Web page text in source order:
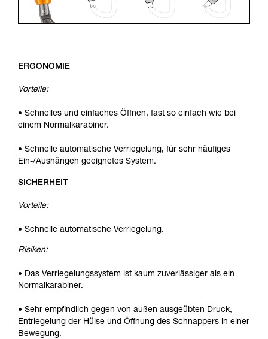
ERGONOMIE
Vorteile:
• Schnelles und einfaches Öffnen, fast so einfach wie bei
einem Normalkarabiner.
• Schnelle automatische Verriegelung, für sehr häufiges
Ein-/Aushängen geeignetes System.
SICHERHEIT
Vorteile:
• Schnelle automatische Verriegelung.
Risiken:
• Das Verriegelungssystem ist kaum zuverlässiger als ein
Normalkarabiner.
• Sehr empfindlich gegen von außen ausgeübten Druck,
Entriegelung der Hülse und Öffnung des Schnappers in einer
Bewegung.